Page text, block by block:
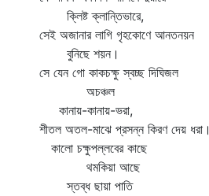
ক্লিষ্ট ক্লান্তিভারে,
সেই অজানার লাগি গৃহকোণে আনতনয়ন
বুনিছে শয়ন।
সে যেন গো কাকচক্ষু স্বচ্ছ দিঘিজল
অচঞ্চল
কানায়-কানায়-ভরা,
শীতল অতল-মাঝে প্রসন্ন কিরণ দেয় ধরা।
কালো চক্ষুপল্লবের কাছে
থমকিয়া আছে
স্তব্ধ ছায়া পাতি